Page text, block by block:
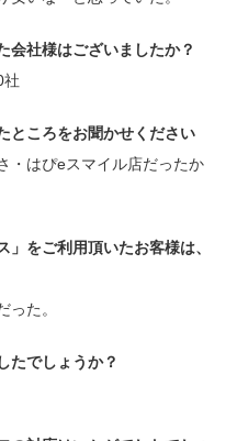
会社様はございましたか？
社
ところをお聞かせください
・はぴeスマイル店だったか
をご利用頂いたお客様は、
った。
たでしょうか？